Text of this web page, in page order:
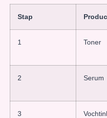
Stap
1 Toner
2 Serum
3